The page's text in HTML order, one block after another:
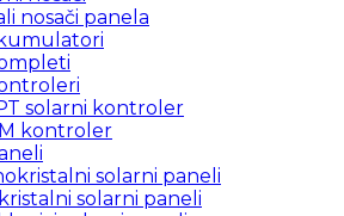
nosači panela
solarni kontroler
kontroler
solarni paneli
solarni paneli